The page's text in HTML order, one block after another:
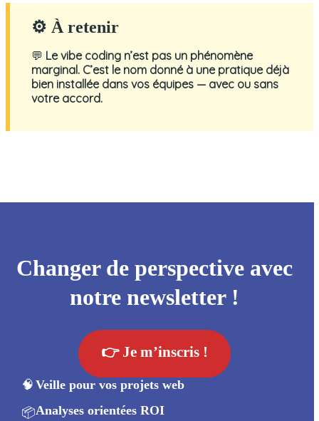
⚙ À retenir
💬 Le vibe coding n’est pas un phénomène
marginal. C’est le nom donné à une pratique déjà
bien installée dans vos équipes — avec ou sans
votre accord.
Changer de perspective avec
notre newsletter !
👉 Je m’inscris !
🧠 Veille pour vos projets web
📦Analyses orientées ROI